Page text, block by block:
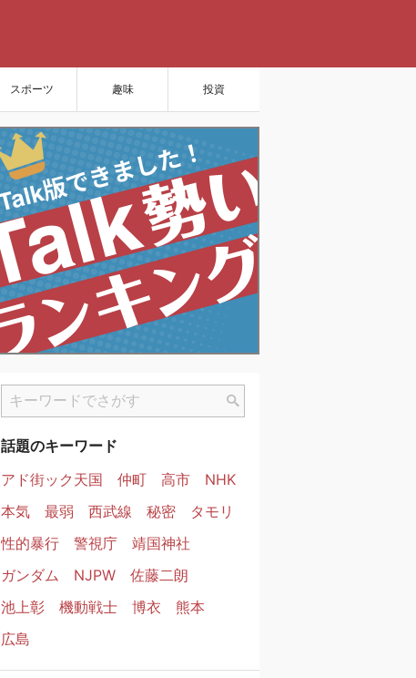
スポーツ 趣味 投資
話題のキーワード
アド街ック天国
仲町 高市
NHK
本気
最弱 西武線 秘密
タモリ
性的暴行
警視庁
靖国神社
ガンダム
NJPW
佐藤二朗
池上彰
機動戦士 博衣
熊本
広島